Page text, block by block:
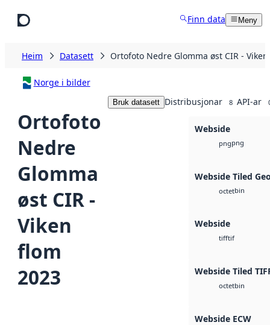
Finn data Meny
Heim Datasett Ortofoto Nedre Glomma øst CIR -
Norge i bilder
Ortofoto
Nedre
Glomma
øst CIR -
Viken
flom
2023
Bruk datasett Distribusjonar 8 API-ar
Webside
pngpng
Webside Tiled
octetbin
Webside
tifftif
Webside Tiled
octetbin
Webside ECW